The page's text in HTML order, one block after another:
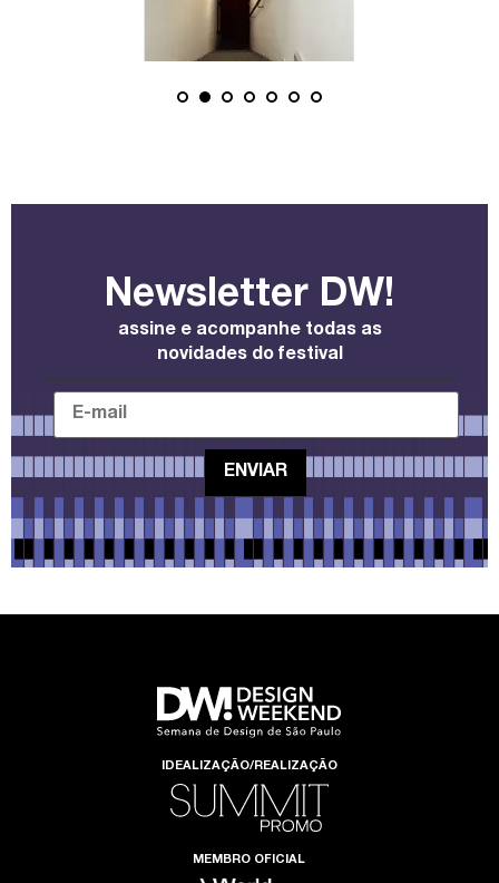
Newsletter DW!
assine e acompanhe todas as
novidades do festival
IDEALIZAÇÃO/REALIZAÇÃO
MEMBRO OFICIAL